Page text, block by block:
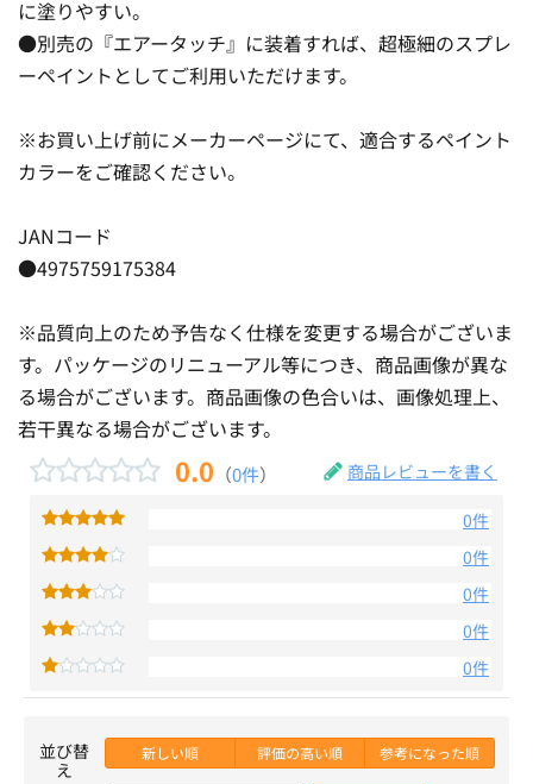
に塗りやすい。
●別売の『エアータッチ』に装着すれば、超極細のスプレ
ーペイントとしてご利用いただけます。
※お買い上げ前にメーカーページにて、適合するペイント
カラーをご確認ください。
JANコード
●4975759175384
※品質向上のため予告なく仕様を変更する場合がございま
す。パッケージのリニューアル等につき、商品画像が異な
る場合がございます。商品画像の色合いは、画像処理上、
若干異なる場合がございます。
0.0 （0件） 商品レビューを書く
0件
0件
0件
0件
0件
並び替
え
新しい順 評価の高い順 参考になった順